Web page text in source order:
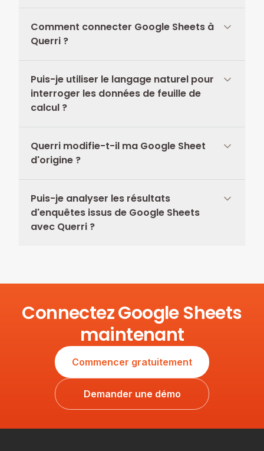
Comment connecter Google Sheets à
Querri ?
Puis-je utiliser le langage naturel pour
interroger les données de feuille de
calcul ?
Querri modifie-t-il ma Google Sheet
d'origine ?
Puis-je analyser les résultats
d'enquêtes issus de Google Sheets
avec Querri ?
Connectez Google Sheets
maintenant
Commencer gratuitement
Demander une démo